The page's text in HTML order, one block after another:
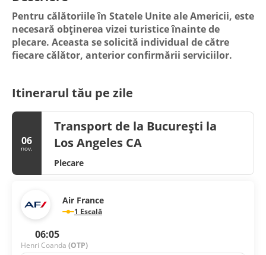
Pentru călătoriile în Statele Unite ale Americii, este
necesară obținerea vizei turistice înainte de
plecare. Aceasta se solicită individual de către
fiecare călător, anterior confirmării serviciilor.
Itinerarul tău pe zile
06
nov.
Transport de la București la
Los Angeles CA
Plecare
Air France
1 Escală
06:05
Henri Coanda (OTP)